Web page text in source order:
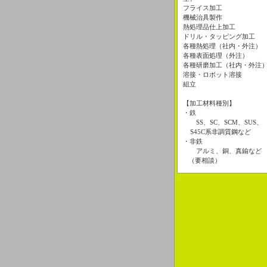
フライス加工
機械治具製作
熱処理品仕上加工
ドリル・タッピング加工
各種熱処理（社内・外注）
各種表面処理（外注）
各種研磨加工（社内・外注
溶接・ロボット溶接
組立
【加工材料種別】
・鉄
SS、SC、SCM、SUS、
S45C系非調質鋼など
・非鉄
アルミ、銅、真鍮など
（要相談）